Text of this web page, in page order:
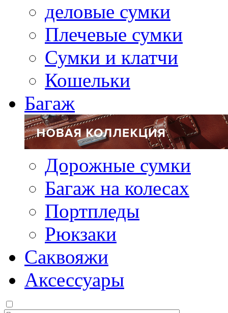
деловые сумки
Плечевые сумки
Сумки и клатчи
Кошельки
Багаж
Дорожные сумки
Багаж на колесах
Портпледы
Рюкзаки
Саквояжи
Аксессуары